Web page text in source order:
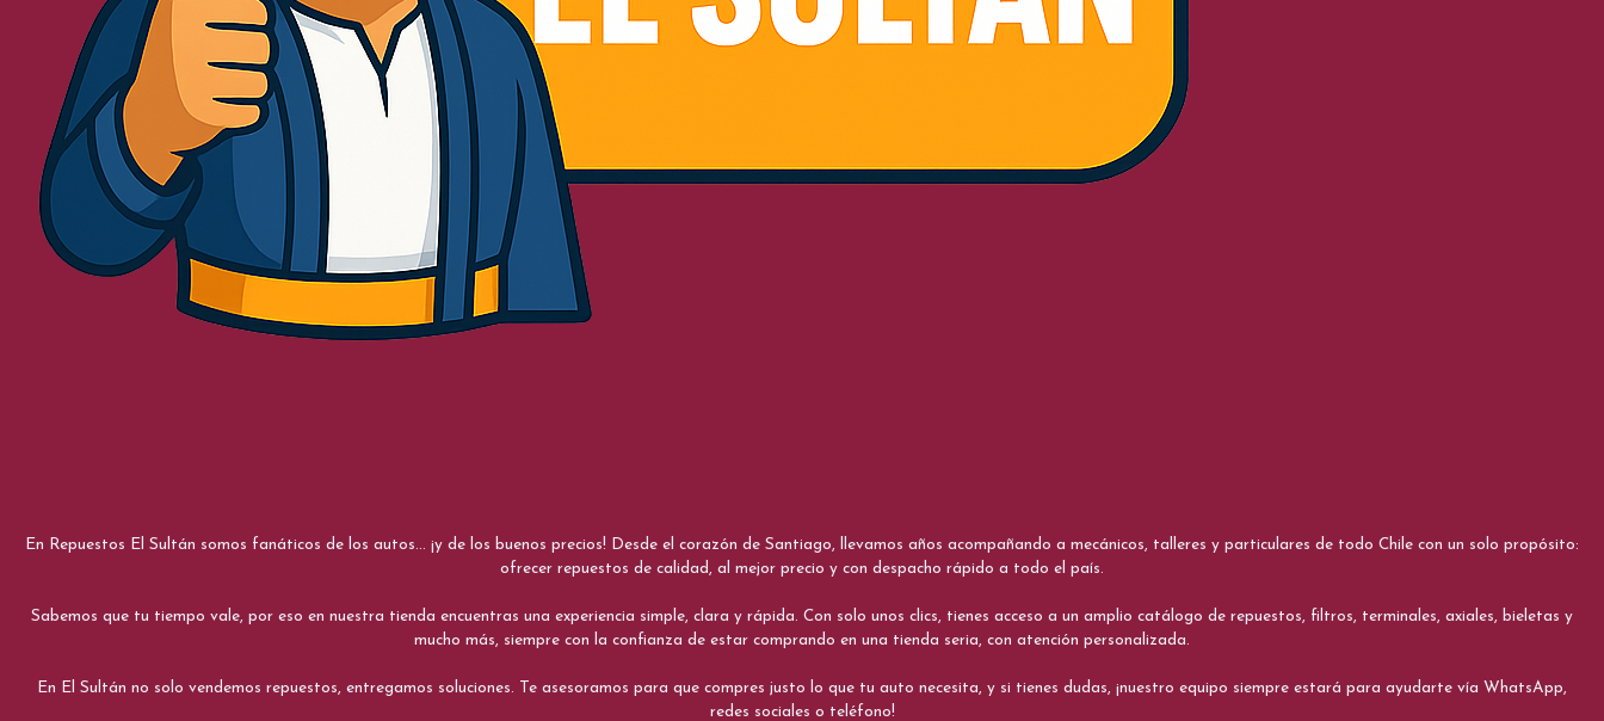
En Repuestos El Sultán somos fanáticos de los autos... ¡y de los buenos precios! Desde el corazón de Santiago, llevamos años acompañando a mecánicos, talleres y particulares de todo Chile con un solo propósito:
ofrecer repuestos de calidad, al mejor precio y con despacho rápido a todo el país.
Sabemos que tu tiempo vale, por eso en nuestra tienda encuentras una experiencia simple, clara y rápida. Con solo unos clics, tienes acceso a un amplio catálogo de repuestos, filtros, terminales, axiales, bieletas y
mucho más, siempre con la confianza de estar comprando en una tienda seria, con atención personalizada.
En El Sultán no solo vendemos repuestos, entregamos soluciones. Te asesoramos para que compres justo lo que tu auto necesita, y si tienes dudas, ¡nuestro equipo siempre estará para ayudarte vía WhatsApp,
redes sociales o teléfono!